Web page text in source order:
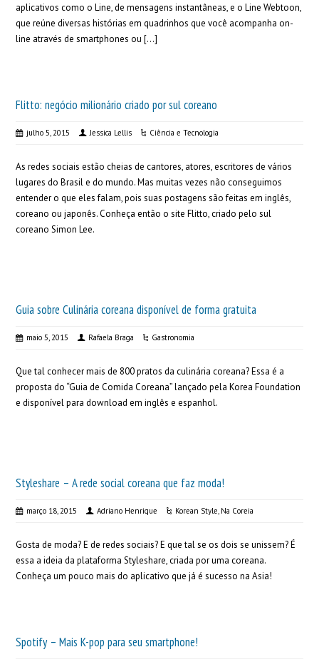
aplicativos como o Line, de mensagens instantâneas, e o Line Webtoon,
que reúne diversas histórias em quadrinhos que você acompanha on-
line através de smartphones ou […]
Flitto: negócio milionário criado por sul coreano
julho 5, 2015 Jessica Lellis Ciência e Tecnologia
As redes sociais estão cheias de cantores, atores, escritores de vários
lugares do Brasil e do mundo. Mas muitas vezes não conseguimos
entender o que eles falam, pois suas postagens são feitas em inglês,
coreano ou japonês. Conheça então o site Flitto, criado pelo sul
coreano Simon Lee.
Guia sobre Culinária coreana disponível de forma gratuita
maio 5, 2015 Rafaela Braga Gastronomia
Que tal conhecer mais de 800 pratos da culinária coreana? Essa é a
proposta do “Guia de Comida Coreana” lançado pela Korea Foundation
e disponível para download em inglês e espanhol.
Styleshare – A rede social coreana que faz moda!
março 18, 2015 Adriano Henrique Korean Style, Na Coreia
Gosta de moda? E de redes sociais? E que tal se os dois se unissem? É
essa a ideia da plataforma Styleshare, criada por uma coreana.
Conheça um pouco mais do aplicativo que já é sucesso na Asia!
Spotify – Mais K-pop para seu smartphone!